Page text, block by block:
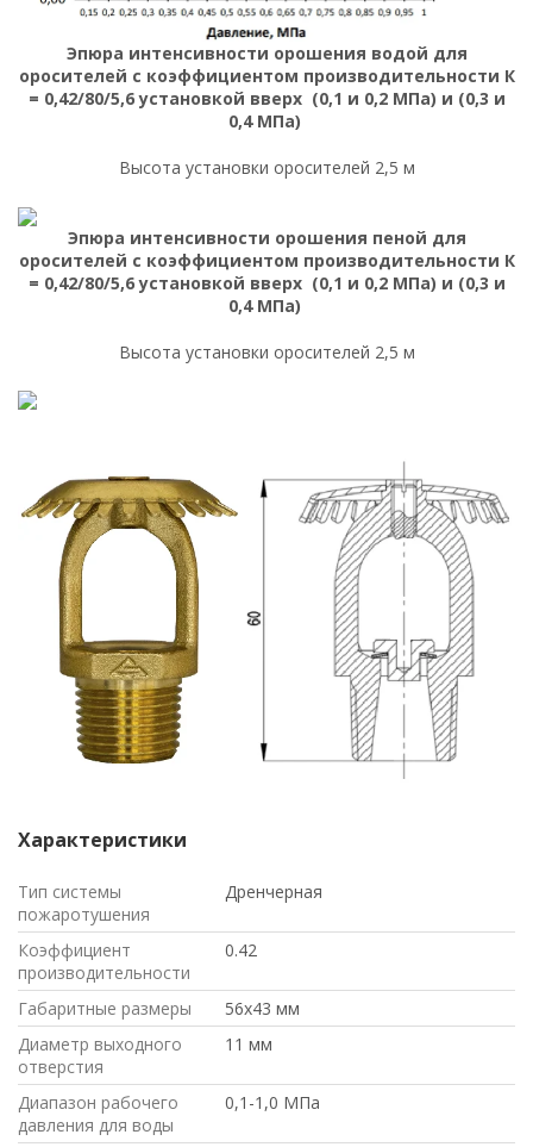
Эпюра интенсивности орошения водой для
оросителей с коэффициентом производительности К
= 0,42/80/5,6 установкой вверх (0,1 и 0,2 МПа) и (0,3 и
0,4 МПа)
Высота установки оросителей 2,5 м
Эпюра интенсивности орошения пеной для
оросителей с коэффициентом производительности К
= 0,42/80/5,6 установкой вверх (0,1 и 0,2 МПа) и (0,3 и
0,4 МПа)
Высота установки оросителей 2,5 м
Характеристики
Тип системы
пожаротушения
Дренчерная
Коэффициент
производительности
0.42
Габаритные размеры
56х43 мм
Диаметр выходного
отверстия
11 мм
Диапазон рабочего
давления для воды
0,1-1,0 МПа